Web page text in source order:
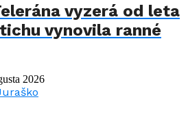
vyzerá od leta
vynovila ranné
2026